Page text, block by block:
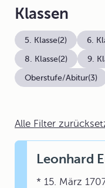
Alle Filter
Leonhard
* 15. März
Klassen
5. Klasse(2) 6.
8. Klasse(2) 9.
Oberstufe/Abitur(3)